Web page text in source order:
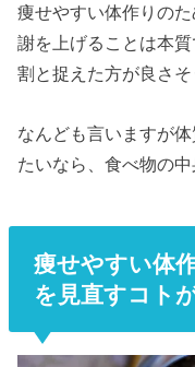
痩せやすい体作りの
謝を上げることは本
割と捉えた方が良さそ
なんども言いますが
たいなら、食べ物の
痩せやすい体
を見直すコト